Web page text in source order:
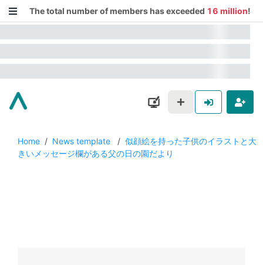
The total number of members has exceeded 16 million!
Home / News template / 似顔絵を持った子供のイラストと大
きいメッセージ欄がある父の日の園だより